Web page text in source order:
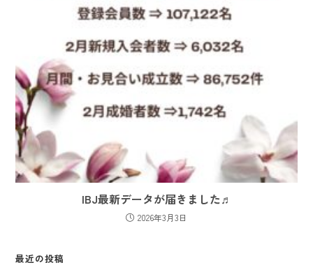
IBJ最新データが届きました♬
2026年3月3日
最近の投稿